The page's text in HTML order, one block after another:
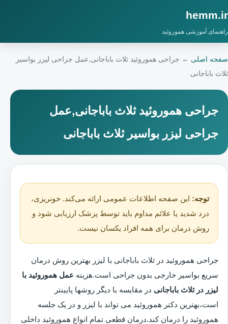
hemm.ir
راهنمای آموزشی هموروئید
صفحه اصلی ← جراحی هموروئید ثلاث باباجانی,عمل جراحی لیزر بواسیر
ثلاث باباجانی
جراحی هموروئید ثلاث باباجانی,عمل
جراحی لیزر بواسیر ثلاث باباجانی
توجه: این صفحه اطلاعات عمومی ارائه می‌کند. خونریزی،
درد شدید یا علائم مداوم باید توسط پزشک ارزیابی شود و
روش درمان برای همه افراد یکسان نیست.
جراحی هموروئید در ثلاث باباجانی با لیزر بهترین روش درمان
سریع بواسیر خارجی بدون جراحی است.هزینه عمل هموروئید با
لیزر در ثلاث باباجانی در مقایسه با دیگر روشها پایینتر
است،بهترین دکتر هموروئید می تواند با لیزر و در یک جلسه
هموروئید را درمان کند.درمان قطعی تمام انواع هموروئید داخلی